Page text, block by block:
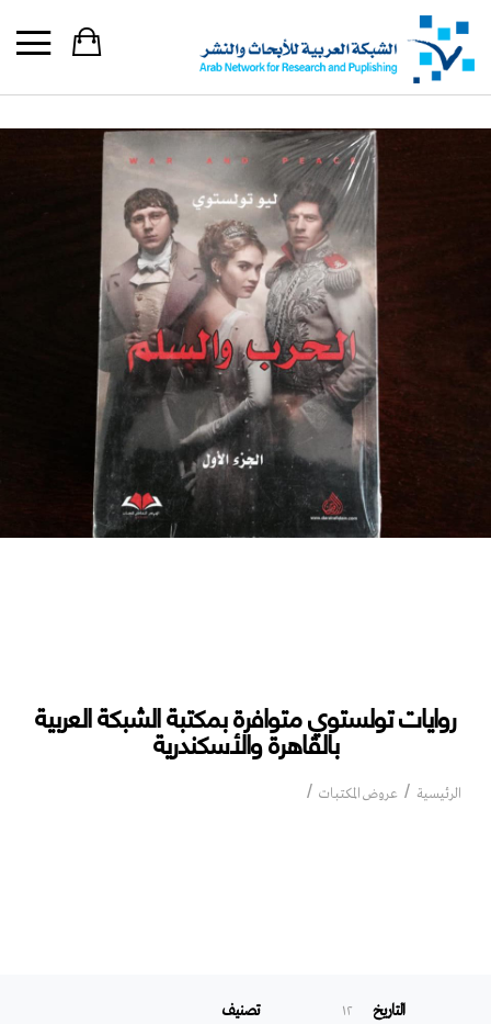
روايات تولستوي متوافرة بمكتبة الشبكة العربية
بالقاهرة والأسكندرية
الرئيسية عروض المكتبات
التاريخ
۱۲
تصنيف